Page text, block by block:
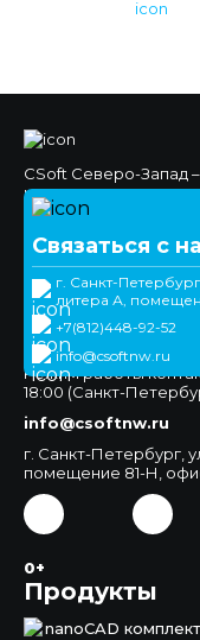
Связаться с
г. Санкт-
литера А,
+7(812)448-92-52
info@csoftnw.ru
CSoft Северо-Запад
компания,
комплексной
Официальный сайт
*Компания Meta Platforms
деятельность запрещена
продуктом.
Продукты
nanoCAD
+7(812)448-92-52
Режим работы
18:00 (Санкт-
info@csoftnw.ru
г. Санкт-Петербург,
помещение 81-Н,
0+